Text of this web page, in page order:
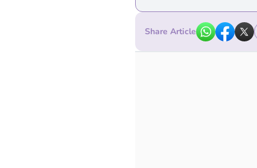
Share Article